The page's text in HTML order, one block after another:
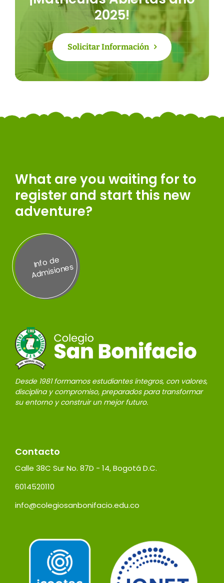
2025!
Solicitar Información
What are you waiting for to
register and start this new
adventure?
Inf
o
d
e
A
d
misi
on
es
Desde 1981 formamos estudiantes íntegros, con valores,
disciplina y compromiso, preparados para transformar
su entorno y construir un mejor futuro.
Contacto
Calle 38C Sur No. 87D - 14, Bogotá D.C.
6014520110
info@colegiosanbonifacio.edu.co